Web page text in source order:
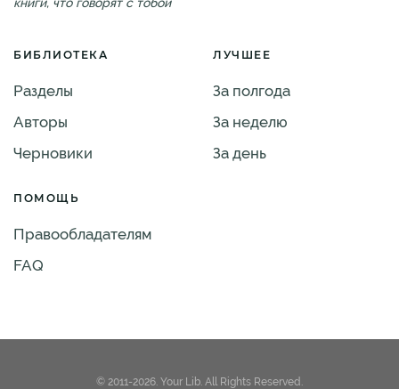
книги, что говорят с тобой
БИБЛИОТЕКА
Разделы
Авторы
Черновики
ЛУЧШЕЕ
За полгода
За неделю
За день
ПОМОЩЬ
Правообладателям
FAQ
© 2011-2026. Your Lib. All Rights Reserved.